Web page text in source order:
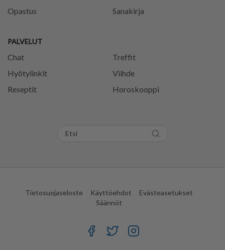
Opastus
PALVELUT
Chat
Treffit
Hyötylinkit
Viihde
Reseptit
Horoskooppi
Sanakirja
Tietosuojaseloste Käyttöehdot
Evästeasetukset
Säännöt